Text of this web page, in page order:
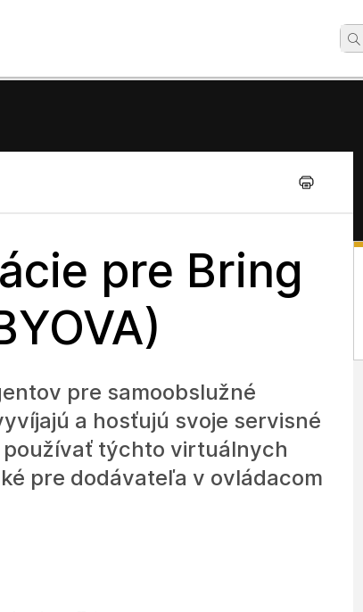
pre Bring
pre samoobslužné
a hosťujú svoje servisné
týchto virtuálnych
pre dodávateľa v ovládacom